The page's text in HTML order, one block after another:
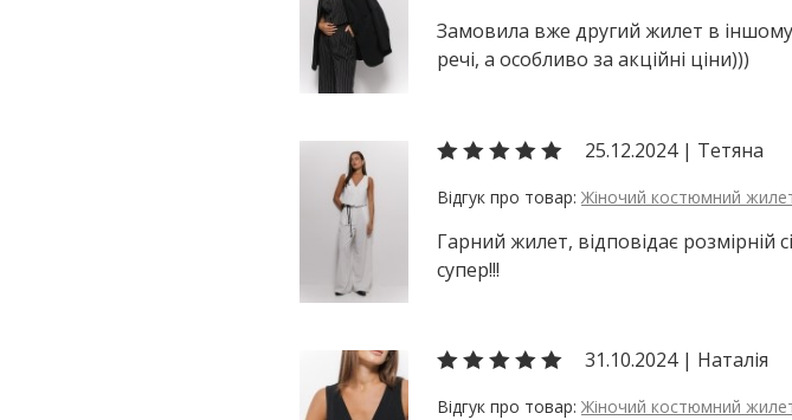
Замовила вже другий жилет в іншому
речі, а особливо за акційні ціни)))
25.12.2024 | Тетяна
Жіночий костюмний
Гарний жилет, відповідає розмірній
супер!!!
31.10.2024 | Наталія
Жіночий костюмний